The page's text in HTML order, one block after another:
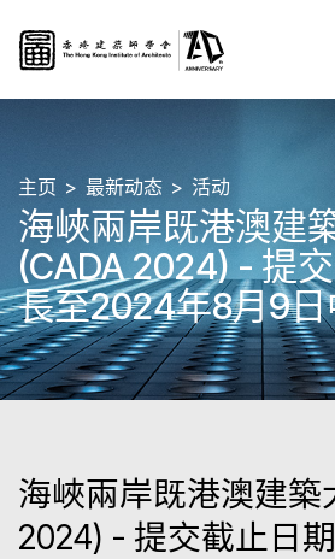
主页 最新动态 活动
海峽兩岸既港澳建
(CADA 2024) - 提
長至2024年8月9日
海峽兩岸既港澳建築
2024) - 提交截止日